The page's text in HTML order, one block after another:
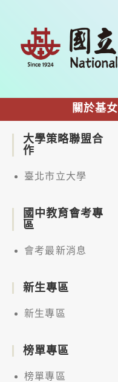
關於基女
大學策略聯盟合
作
臺北市立大學
國中教育會考專
區
會考最新消息
新生專區
新生專區
榜單專區
榜單專區